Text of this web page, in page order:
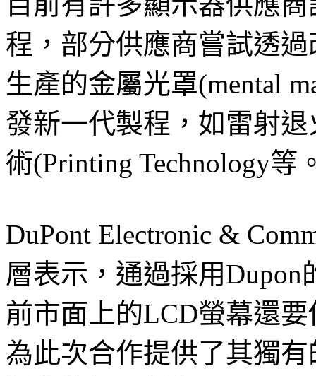
程，部分供應商嘗試透
生產的金屬光罩(mental
發新一代製程，如雷射退
術(Printing Technology等
DuPont Electronic &
層表示，通過採用
前市面上的LCD螢幕還
為此次合作提供了其獨